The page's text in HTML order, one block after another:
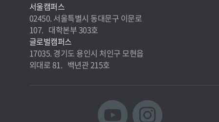
서울캠퍼스
02450. 서울특별시 동대문구 이문로
107. 대학본부 303호
글로벌캠퍼스
17035. 경기도 용인시 처인구 모현읍
외대로 81. 백년관 215호